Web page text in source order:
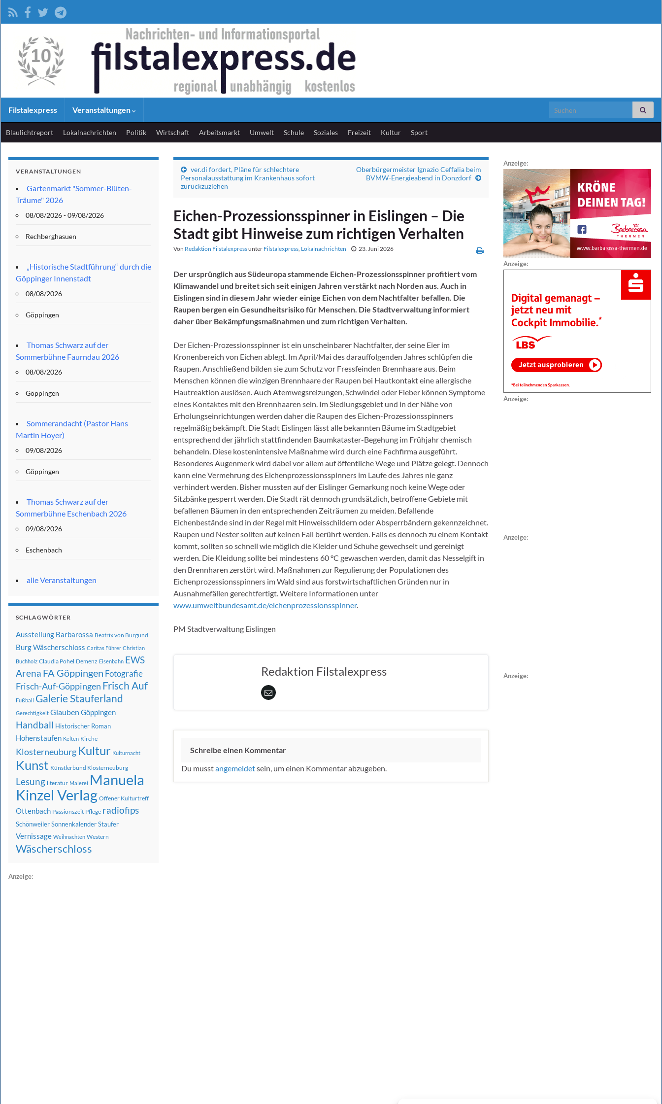
Filstalexpress Veranstaltungen Search for:
Blaulichtreport Lokalnachrichten Politik Wirtschaft Arbeitsmarkt Umwelt Schule Soziales Freizeit Kultur Sport
ver.di fordert, Pläne für schlechtere
Personalausstattung im Krankenhaus sofort
zurückzuziehen
Oberbürgermeister Ignazio Ceffalia beim
BVMW-Energieabend in Donzdorf
Eichen-Prozessionsspinner in Eislingen – Die
Stadt gibt Hinweise zum richtigen Verhalten
Von Redaktion Filstalexpressunter Filstalexpress, Lokalnachrichten 23. Juni 2026
Der ursprünglich aus Südeuropa stammende Eichen-Prozessionsspinner profitiert vom
Klimawandel und breitet sich seit einigen Jahren verstärkt nach Norden aus. Auch in
Eislingen sind in diesem Jahr wieder einige Eichen von dem Nachtfalter befallen. Die
Raupen bergen ein Gesundheitsrisiko für Menschen. Die Stadtverwaltung informiert
daher über Bekämpfungsmaßnahmen und zum richtigen Verhalten.
Der Eichen-Prozessionsspinner ist ein unscheinbarer Nachtfalter, der seine Eier im
Kronenbereich von Eichen ablegt. Im April/Mai des darauffolgenden Jahres schlüpfen die
Raupen. Anschließend bilden sie zum Schutz vor Fressfeinden Brennhaare aus. Beim
Menschen können die winzigen Brennhaare der Raupen bei Hautkontakt eine allergische
Hautreaktion auslösen. Auch Atemwegsreizungen, Schwindel oder Fieber können Symptome
eines Kontaktes mit den Brennhaaren sein. Im Siedlungsgebiet und in der Nähe von
Erholungseinrichtungen werden daher die Raupen des Eichen-Prozessionsspinners
regelmäßig bekämpft. Die Stadt Eislingen lässt alle bekannten Bäume im Stadtgebiet
entsprechend der jährlich stattfindenden Baumkataster-Begehung im Frühjahr chemisch
behandeln. Diese kostenintensive Maßnahme wird durch eine Fachfirma ausgeführt.
Besonderes Augenmerk wird dabei vor allem auf öffentliche Wege und Plätze gelegt. Dennoch
kann eine Vermehrung des Eichenprozessionsspinners im Laufe des Jahres nie ganz
verhindert werden. Bisher mussten auf der Eislinger Gemarkung noch keine Wege oder
Sitzbänke gesperrt werden. Die Stadt rät dennoch grundsätzlich, betroffene Gebiete mit
befallenen Bäumen in den entsprechenden Zeiträumen zu meiden. Befallende
Eichenbestände sind in der Regel mit Hinweisschildern oder Absperrbändern gekennzeichnet.
Raupen und Nester sollten auf keinen Fall berührt werden. Falls es dennoch zu einem Kontakt
kommt, sollten so schnell wie möglich die Kleider und Schuhe gewechselt und gereinigt
werden. Die Kleidung sollte bei mindestens 60 °C gewaschen werden, damit das Nesselgift in
den Brennharen zerstört wird. Maßnahmen zur Regulierung der Populationen des
Eichenprozessionsspinners im Wald sind aus forstwirtschaftlichen Gründen nur in
Ausnahmefällen gerechtfertigt. Weitere Informationen unter
www.umweltbundesamt.de/eichenprozessionsspinner.
PM Stadtverwaltung Eislingen
Redaktion Filstalexpress
Schreibe einen Kommentar
Du musstangemeldetsein, um einen Kommentar abzugeben.
VERANSTALTUNGEN
Gartenmarkt "Sommer-Blüten-
Träume" 2026
08/08/2026 - 09/08/2026
Rechberghasuen
„Historische Stadtführung“ durch die
Göppinger Innenstadt
08/08/2026
Göppingen
Thomas Schwarz auf der
Sommerbühne Faurndau 2026
08/08/2026
Göppingen
Sommerandacht (Pastor Hans
Martin Hoyer)
09/08/2026
Göppingen
Thomas Schwarz auf der
Sommerbühne Eschenbach 2026
09/08/2026
Eschenbach
alle Veranstaltungen
SCHLAGWÖRTER
Ausstellung Barbarossa Beatrix von Burgund
Burg Wäscherschloss Caritas Führer Christian
Buchholz Claudia Pohel Demenz Eisenbahn EWS
Arena FA Göppingen Fotografie
Frisch-Auf-Göppingen Frisch Auf
Fußball Galerie Stauferland
Gerechtigkeit Glauben Göppingen
Handball Historischer Roman
Hohenstaufen Kelten Kirche
Klosterneuburg Kultur Kulturnacht
Kunst Künstlerbund Klosterneuburg
Lesung literatur Malerei Manuela
Kinzel Verlag Offener Kulturtreff
Ottenbach Passionszeit Pflege radiofips
SchönweilerSonnenkalenderStaufer
Vernissage Weihnachten Western
Wäscherschloss
Anzeige:
Anzeige:
Anzeige:
Anzeige:
Anzeige:
Anzeige: